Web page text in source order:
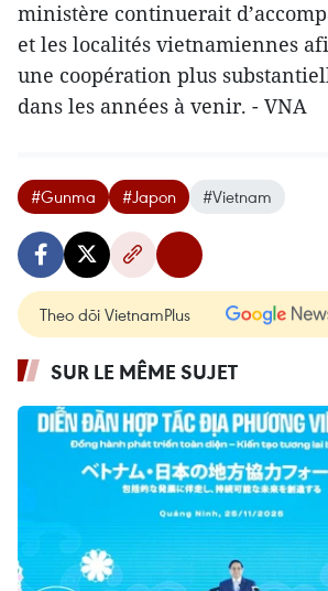
ministère continuerait
et les localités vietnamiennes
une coopération plus
dans les années à venir. - VNA
#Gunma #Japon #Vietnam
Theo dõi VietnamPlus
SUR LE MÊME SUJET